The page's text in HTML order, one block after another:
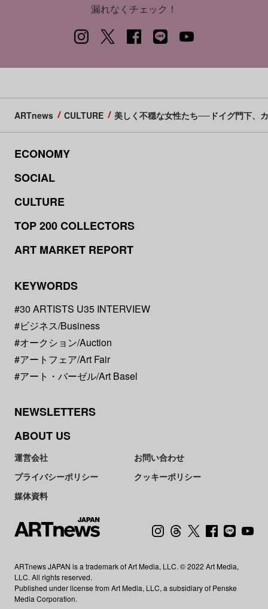
漏れなくチェック！
ARTnews CULTURE 美しく不穏な女性たち──ドイグ門下、
ECONOMY
SOCIAL
CULTURE
TOP 200 COLLECTORS
ART MARKET REPORT
KEYWORDS
#30 ARTISTS U35 INTERVIEW
#ビジネス/Business
#オークション/Auction
#アートフェア/Art Fair
#アート・バーゼル/Art Basel
NEWSLETTERS
ABOUT US
運営会社
お問い合わせ
プライバシーポリシー
クッキーポリシー
媒体資料
ARTnews JAPAN is a trademark of Art Media, LLC. © 2022 Art Media,
LLC. All rights reserved.
Published under license from Art Media, LLC, a subsidiary of Penske
Media Corporation.